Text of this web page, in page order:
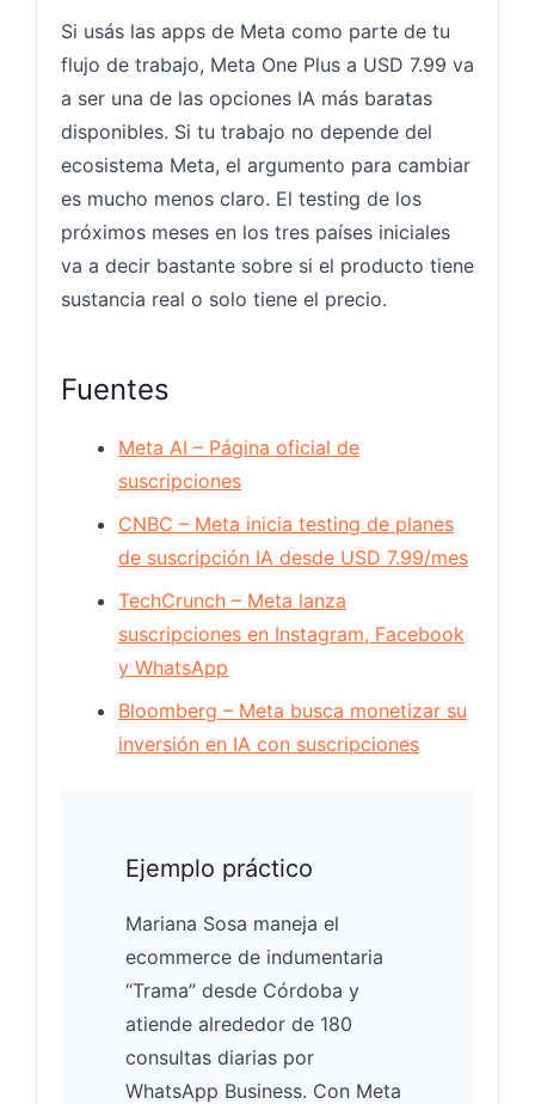
Si usás las apps de Meta como parte de tu
flujo de trabajo, Meta One Plus a USD 7.99 va
a ser una de las opciones IA más baratas
disponibles. Si tu trabajo no depende del
ecosistema Meta, el argumento para cambiar
es mucho menos claro. El testing de los
próximos meses en los tres países iniciales
va a decir bastante sobre si el producto tiene
sustancia real o solo tiene el precio.
Fuentes
Meta AI – Página oficial de
suscripciones
CNBC – Meta inicia testing de planes
de suscripción IA desde USD 7.99/mes
TechCrunch – Meta lanza
suscripciones en Instagram, Facebook
y WhatsApp
Bloomberg – Meta busca monetizar su
inversión en IA con suscripciones
Ejemplo práctico
Mariana Sosa maneja el
ecommerce de indumentaria
“Trama” desde Córdoba y
atiende alrededor de 180
consultas diarias por
WhatsApp Business. Con Meta